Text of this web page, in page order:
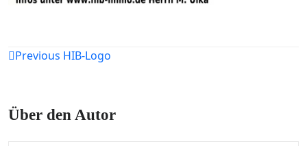
Beitragsnavigation
Previous HIB-Logo
Über den Autor